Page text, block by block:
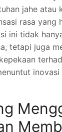
jahe atau
rasa yang
ini tidak
tetapi juga